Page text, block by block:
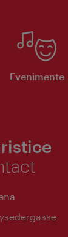
Evenimente